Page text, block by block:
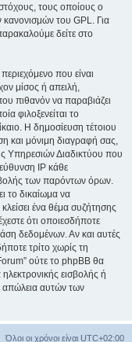
τους οποίους ο
κανονισμών του GPL. Για
δείτε στο
που είναι
μίσος ή απειλή,
πιθανόν να παραβιάζει
φιλοξενείται το
Η δημοσίευση τέτοιου
και μόνιμη διαγραφή σας,
Υπηρεσιών Διαδικτύου που
IP κάθε
των παρόντων όρων.
το δικαίωμα να
ένα θέμα συζήτησης
ότι οποιεσδήποτε
δεδομένων. Αν και αυτές
τρίτο χωρίς τη
ούτε το phpBB θα
εισβολής ή
απώλεια αυτών των
Όλοι οι χρόνοι είναι UTC+02:00